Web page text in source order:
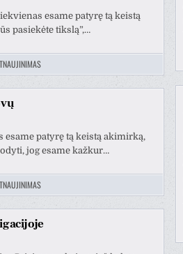
esame patyrę tą keistą
pasiekėte tikslą”,…
esame patyrę tą keistą akimirką,
jog esame kažkur…